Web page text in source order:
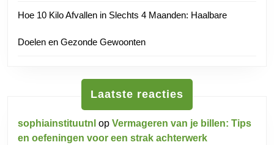
Hoe 10 Kilo Afvallen in Slechts 4 Maanden: Haalbare
Doelen en Gezonde Gewoonten
Laatste reacties
sophiainstituutnl op Vermageren van je billen: Tips
en oefeningen voor een strak achterwerk